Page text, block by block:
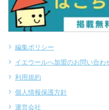
編集ポリシー
イエウールへ加盟のお問い合わ
利用規約
個人情報保護方針
運営会社